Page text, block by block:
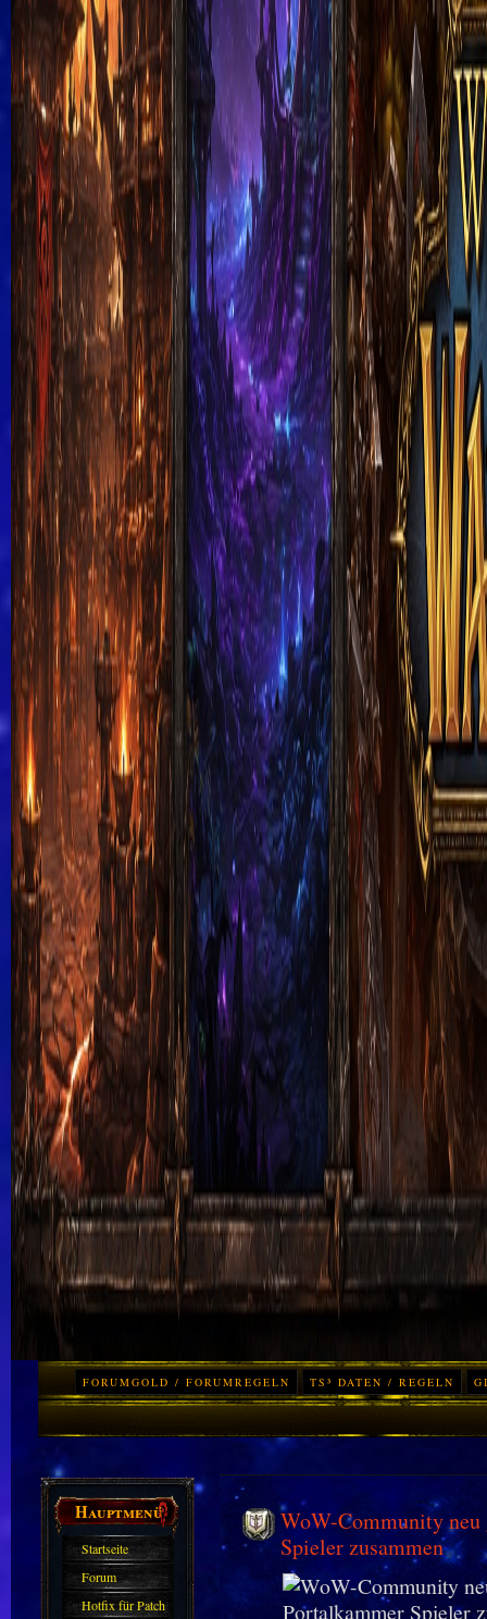
FORUMGOLD / FORUMREGELN TS³ DATEN / REGELN
Hauptmenü
Startseite
Forum
Hotfix für Patch
WoW-Community
Spieler zusammen